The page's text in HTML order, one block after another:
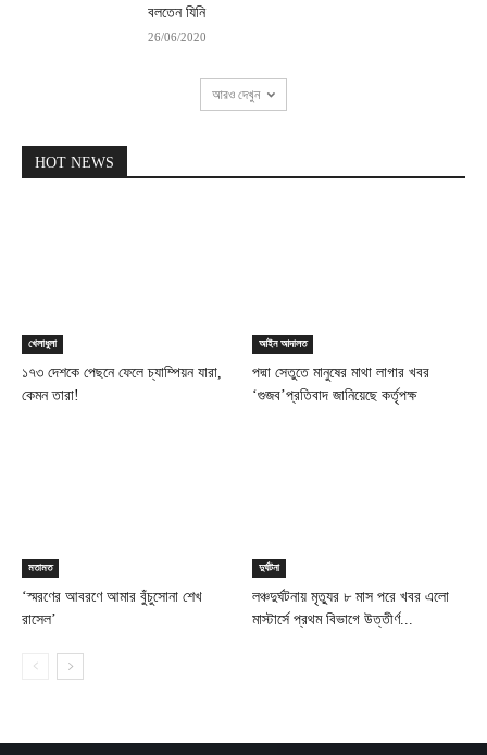
বলতেন যিনি
26/06/2020
আরও দেখুন
HOT NEWS
খেলাধুলা
১৭৩ দেশকে পেছনে ফেলে চ্যাম্পিয়ন যারা,
কেমন তারা!
আইন আদালত
পদ্মা সেতুতে মানুষের মাথা লাগার খবর
‘গুজব’প্রতিবাদ জানিয়েছে কর্তৃপক্ষ
মতামত
‘স্মরণের আবরণে আমার বুঁচুসোনা শেখ
রাসেল’
দুর্ঘটনা
লঞ্চদুর্ঘটনায় মৃত্যুর ৮ মাস পরে খবর এলো
মাস্টার্সে প্রথম বিভাগে উত্তীর্ণ...